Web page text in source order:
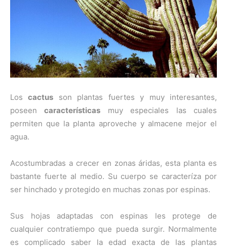
Loscactus son plantas fuertes y muy interesantes,
poseencaracterísticas muy especiales las cuales
permiten que la planta aproveche y almacene mejor el
agua.
Acostumbradas a crecer en zonas áridas, esta planta es
bastante fuerte al medio. Su cuerpo se caracteríza por
ser hinchado y protegido en muchas zonas por espinas.
Sus hojas adaptadas con espinas les protege de
cualquier contratiempo que pueda surgir. Normalmente
es complicado saber la edad exacta de las plantas